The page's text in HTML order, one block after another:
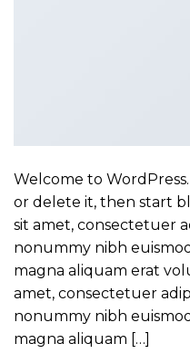
Welcome to
or delete it, then start
sit amet, consectetuer
nonummy nibh
magna aliquam erat
amet, consectetuer
nonummy nibh
magna aliquam […]